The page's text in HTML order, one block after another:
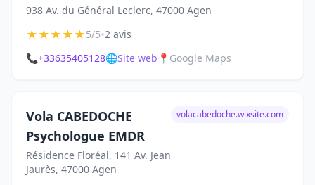
938 Av. du Général Leclerc, 47000 Agen
★★★★★5/5•2 avis
📞+33635405128🌐Site web 📍 Google Maps
Vola CABEDOCHE
Psychologue EMDR
Résidence Floréal, 141 Av. Jean
Jaurès, 47000 Agen
volacabedoche.wixsite.com